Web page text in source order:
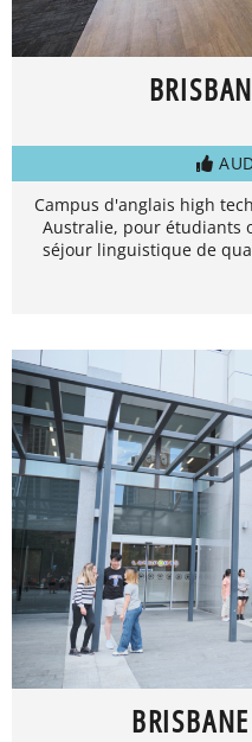
Campus d'anglais high
Australie, pour étudiants
séjour linguistique de